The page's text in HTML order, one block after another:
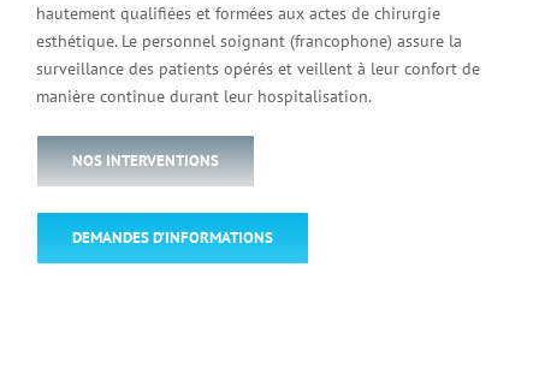
hautement qualifiées et formées aux actes de chirurgie
esthétique. Le personnel soignant (francophone) assure la
surveillance des patients opérés et veillent à leur confort de
manière continue durant leur hospitalisation.
NOS INTERVENTIONS
DEMANDES D’INFORMATIONS